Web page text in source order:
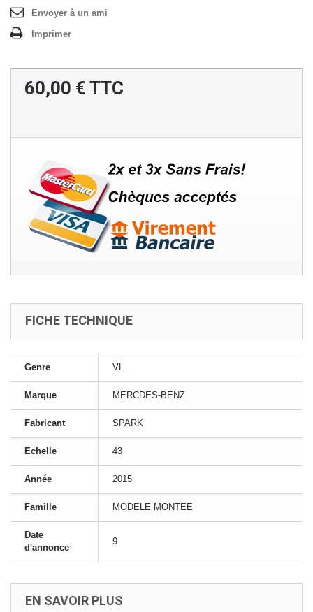
Envoyer à un ami
Imprimer
60,00 € TTC
FICHE TECHNIQUE
Genre VL
Marque MERCDES-BENZ
Fabricant SPARK
Echelle 43
Année 2015
Famille MODELE MONTEE
Date
d'annonce
9
EN SAVOIR PLUS